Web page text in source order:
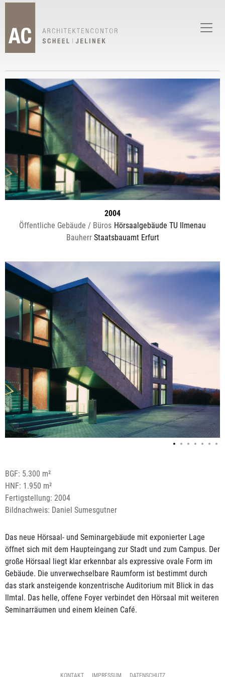
2004
Öffentliche Gebäude / Büros Hörsaalgebäude TU Ilmenau
Bauherr Staatsbauamt Erfurt
BGF: 5.300 m²
HNF: 1.950 m²
Fertigstellung: 2004
Bildnachweis: Daniel Sumesgutner
Das neue Hörsaal- und Seminargebäude mit exponierter Lage
öffnet sich mit dem Haupteingang zur Stadt und zum Campus. Der
große Hörsaal liegt klar erkennbar als expressive ovale Form im
Gebäude. Die unverwechselbare Raumform ist bestimmt durch
das stark ansteigende konzentrische Auditorium mit Blick in das
Ilmtal. Das helle, offene Foyer verbindet den Hörsaal mit weiteren
Seminarräumen und einem kleinen Café.
KONTAKT IMPRESSUM DATENSCHUTZ